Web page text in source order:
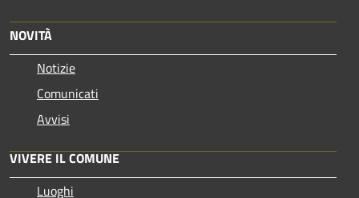
NOVITÀ
Notizie
Comunicati
Avvisi
VIVERE IL COMUNE
Luoghi